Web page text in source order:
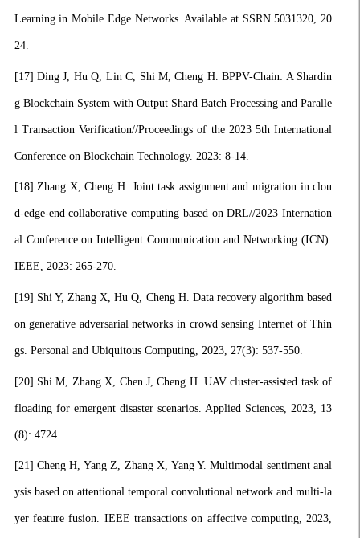
Learning in Mobile Edge Networks. Available at SSRN 5031320, 20
24.
[17] Ding J, Hu Q, Lin C, Shi M, Cheng H. BPPV-Chain: A Shardin
g Blockchain System with Output Shard Batch Processing and Paralle
l Transaction Verification//Proceedings of the 2023 5th International
Conference on Blockchain Technology. 2023: 8-14.
[18] Zhang X, Cheng H. Joint task assignment and migration in clou
d-edge-end collaborative computing based on DRL//2023 Internation
al Conference on Intelligent Communication and Networking (ICN).
IEEE, 2023: 265-270.
[19] Shi Y, Zhang X, Hu Q, Cheng H. Data recovery algorithm based
on generative adversarial networks in crowd sensing Internet of Thin
gs. Personal and Ubiquitous Computing, 2023, 27(3): 537-550.
[20] Shi M, Zhang X, Chen J, Cheng H. UAV cluster-assisted task of
floading for emergent disaster scenarios. Applied Sciences, 2023, 13
(8): 4724.
[21] Cheng H, Yang Z, Zhang X, Yang Y. Multimodal sentiment anal
ysis based on attentional temporal convolutional network and multi-la
yer feature fusion. IEEE transactions on affective computing, 2023,